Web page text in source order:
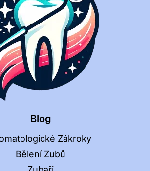
Blog
Zákroky
Bělení Zubů